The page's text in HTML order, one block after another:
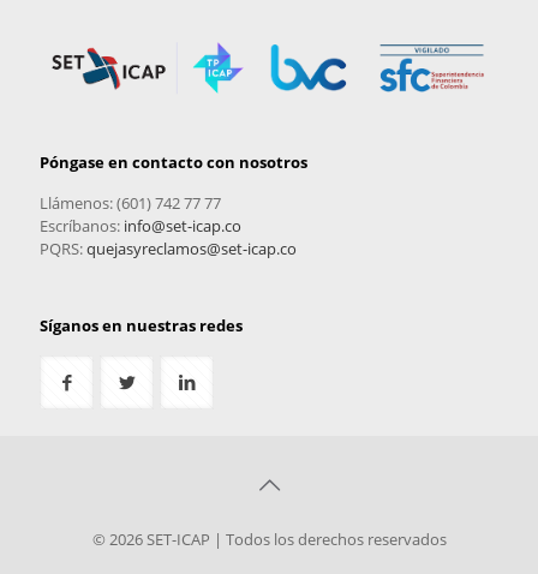
Póngase en contacto con nosotros
Llámenos: (601) 742 77 77
Escríbanos: info@set-icap.co
PQRS:quejasyreclamos@set-icap.co
Síganos en nuestras redes
© 2026 SET-ICAP | Todos los derechos reservados